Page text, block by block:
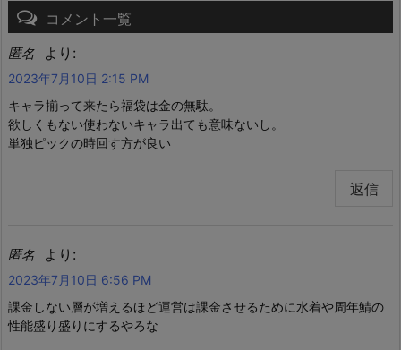
コメント一覧
匿名 より:
2023年7月10日 2:15 PM
キャラ揃って来たら福袋は金の無駄。
欲しくもない使わないキャラ出ても意味ないし。
単独ピックの時回す方が良い
返信
匿名 より:
2023年7月10日 6:56 PM
課金しない層が増えるほど運営は課金させるために水着や周年鯖の
性能盛り盛りにするやろな